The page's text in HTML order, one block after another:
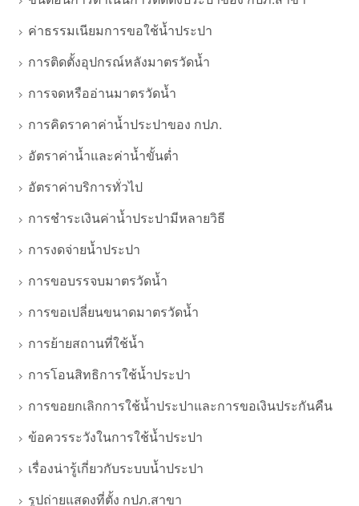
ค่าธรรมเนียมการขอใช้น้ำประปา
การติดตั้งอุปกรณ์หลังมาตรวัดน้ำ
การจดหรืออ่านมาตรวัดน้ำ
การคิดราคาค่าน้ำประปาของ กปภ.
อัตราค่าน้ำและค่าน้ำขั้นต่ำ
อัตราค่าบริการทั่วไป
การชำระเงินค่าน้ำประปามีหลายวิธี
การงดจ่ายน้ำประปา
การขอบรรจบมาตรวัดน้ำ
การขอเปลี่ยนขนาดมาตรวัดน้ำ
การย้ายสถานที่ใช้น้ำ
การโอนสิทธิการใช้น้ำประปา
การขอยกเลิกการใช้น้ำประปาและการขอเงินประกันคืน
ข้อควรระวังในการใช้น้ำประปา
เรื่องน่ารู้เกี่ยวกับระบบน้ำประปา
รูปถ่ายแสดงที่ตั้ง กปภ.สาขา